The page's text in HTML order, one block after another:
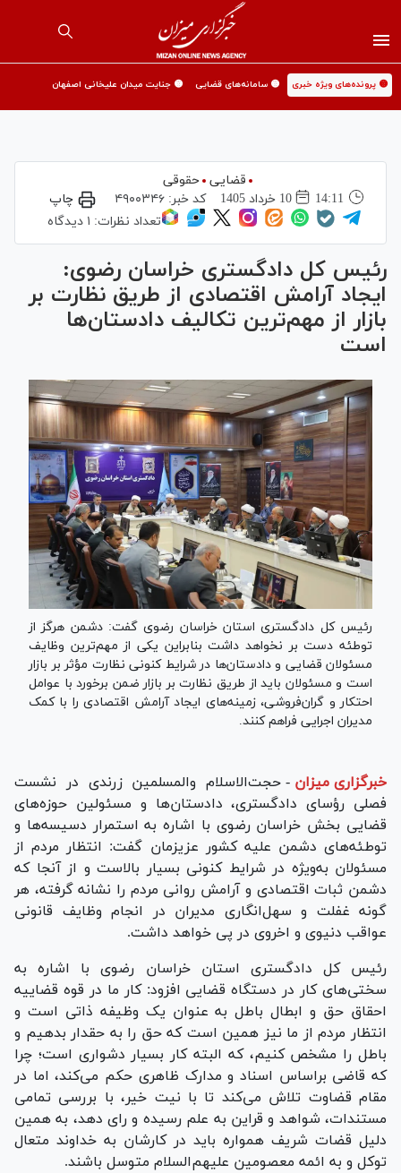
🟡 پرونده‌های ویژه خبری 🟡 سامانه‌های قضایی 🟡 جنایت میدان علیخانی اصفهان
قضایی حقوقی
14:11
10 خرداد 1405 کد خبر:۴۹۰۰۳۴۶
چاپ
تعداد نظرات: ۱ دیدگاه
رئیس کل دادگستری خراسان رضوی:
ایجاد آرامش اقتصادی از طریق نظارت بر
بازار از مهم‌ترین تکالیف دادستان‌ها
است
رئیس کل دادگستری استان خراسان رضوی گفت: دشمن هرگز از
توطئه دست بر نخواهد داشت بنابراین یکی از مهم‌ترین وظایف
مسئولان قضایی و دادستان‌ها در شرایط کنونی نظارت مؤثر بر بازار
است و مسئولان باید از طریق نظارت بر بازار ضمن برخورد با عوامل
احتکار و گران‌فروشی، زمینه‌های ایجاد آرامش اقتصادی را با کمک
مدیران اجرایی فراهم کنند.
خبرگزاری میزان - حجت‌الاسلام والمسلمین زرندی در نشست
فصلی رؤسای دادگستری، دادستان‌ها و مسئولین حوزه‌های
قضایی بخش خراسان رضوی با اشاره به استمرار دسیسه‌ها و
توطئه‌های دشمن علیه کشور عزیزمان گفت: انتظار مردم از
مسئولان به‌ویژه در شرایط کنونی بسیار بالاست و از آنجا که
دشمن ثبات اقتصادی و آرامش روانی مردم را نشانه گرفته، هر
گونه غفلت و سهل‌انگاری مدیران در انجام وظایف قانونی
عواقب دنیوی و اخروی در پی خواهد داشت.
رئیس کل دادگستری استان خراسان رضوی با اشاره به
سختی‌های کار در دستگاه قضایی افزود: کار ما در قوه قضاییه
احقاق حق و ابطال باطل به عنوان یک وظیفه ذاتی است و
انتظار مردم از ما نیز همین است که حق را به حقدار بدهیم و
باطل را مشخص کنیم، که البته کار بسیار دشواری است؛ چرا
که قاضی براساس اسناد و مدارک ظاهری حکم می‌کند، اما در
مقام قضاوت تلاش می‌کند تا با نیت خیر، با بررسی تمامی
مستندات، شواهد و قراین به علم رسیده و رای دهد، به همین
دلیل قضات شریف همواره باید در کارشان به خداوند متعال
توکل و به ائمه معصومین علیهم‌السلام متوسل باشند.